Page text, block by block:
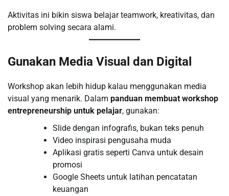
Aktivitas ini bikin siswa belajar teamwork, kreativitas, dan
problem solving secara alami.
Gunakan Media Visual dan Digital
Workshop akan lebih hidup kalau menggunakan media
visual yang menarik. Dalam panduan membuat workshop
entrepreneurship untuk pelajar, gunakan:
Slide dengan infografis, bukan teks penuh
Video inspirasi pengusaha muda
Aplikasi gratis seperti Canva untuk desain
promosi
Google Sheets untuk latihan pencatatan
keuangan